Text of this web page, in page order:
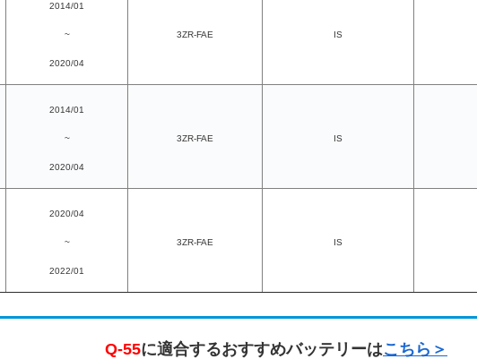
2014/01
~
2020/04
3ZR-FAE IS
2014/01
~
2020/04
3ZR-FAE IS
2020/04
~
2022/01
3ZR-FAE IS
Q-55に適合するおすすめバッテリーはこちら＞